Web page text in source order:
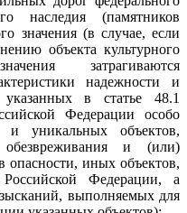
наследия (памятников
значения (в случае, если
объекта культурного
затрагиваются
надежности и
указанных в статье 48.1
Федерации особо
и уникальных объектов,
и (или)
опасности, иных объектов,
Федерации, а
выполняемых для